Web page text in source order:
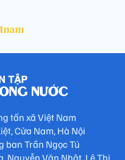
tấn xã Việt Nam
Cửa Nam, Hà Nội
ban Trần Ngọc Tú